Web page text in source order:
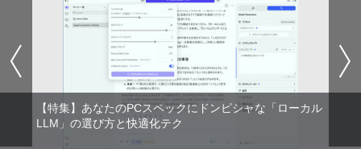
【特集】あなたのPCスペックにドンピシャな「ローカル
LLM」の選び方と快適化テク